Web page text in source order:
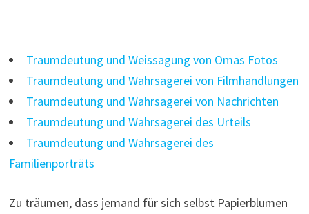
Traumdeutung und Weissagung von Omas Fotos
Traumdeutung und Wahrsagerei von Filmhandlungen
Traumdeutung und Wahrsagerei von Nachrichten
Traumdeutung und Wahrsagerei des Urteils
Traumdeutung und Wahrsagerei des
Familienporträts
Zu träumen, dass jemand für sich selbst Papierblumen